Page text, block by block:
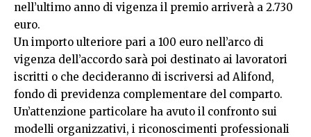
nell’ultimo anno di vigenza il premio arriverà a 2.730
euro.
Un importo ulteriore pari a 100 euro nell’arco di
vigenza dell’accordo sarà poi destinato ai lavoratori
iscritti o che decideranno di iscriversi ad Alifond,
fondo di previdenza complementare del comparto.
Un’attenzione particolare ha avuto il confronto sui
modelli organizzativi, i riconoscimenti professionali